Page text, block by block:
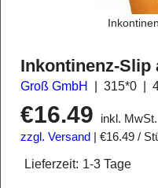
Inkontinenz-Slip
Groß GmbH 315*0
€16.49
inkl. MwSt.
zzgl. Versand
€16.49 /
Lieferzeit: 1-3 Tage